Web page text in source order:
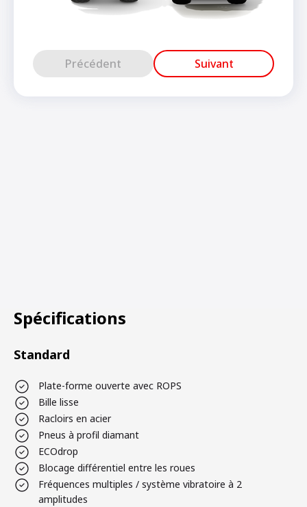
Précédent Suivant
Spécifications
Standard
Plate-forme ouverte avec ROPS
Bille lisse
Racloirs en acier
Pneus à profil diamant
ECOdrop
Blocage différentiel entre les roues
Fréquences multiples / système vibratoire à 2
amplitudes